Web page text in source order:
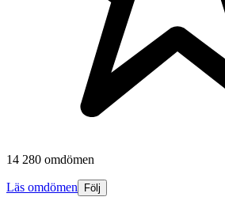
14 280 omdömen
Läs omdömen Följ